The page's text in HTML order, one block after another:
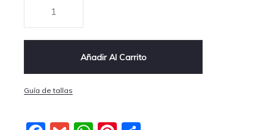
Añadir Al Carrito
Guía de tallas